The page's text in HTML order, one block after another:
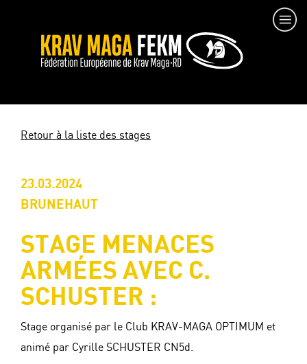
Retour à la liste des stages
23.03.2024
BRUNEHAUT
STAGE MENACES
ARMÉES AVEC C.
SCHUSTER :
Stage organisé par le Club KRAV-MAGA OPTIMUM et
animé par Cyrille SCHUSTER CN5d.